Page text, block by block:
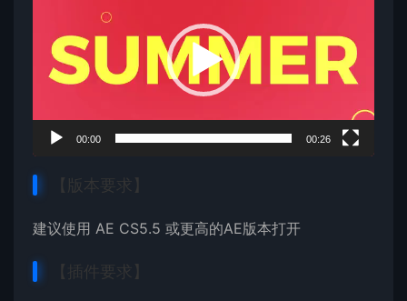
00:00 00:26
【版本要求】
建议使用 AE CS5.5 或更高的AE版本打开
【插件要求】